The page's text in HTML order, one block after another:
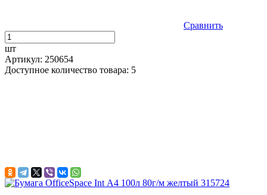
Сравнить
шт
Артикул: 250654
Доступное количество товара: 5